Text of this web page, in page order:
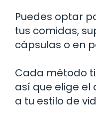
Puedes optar
tus comidas,
cápsulas o en
Cada método
así que elige
a tu estilo de